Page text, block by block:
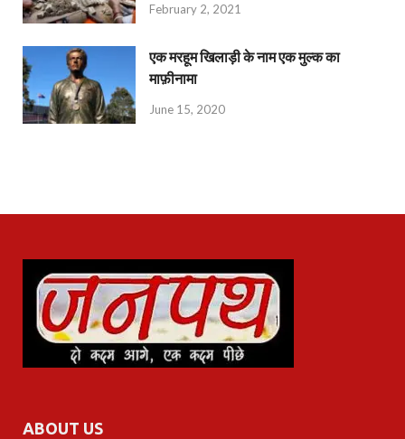
February 2, 2021
एक मरहूम खिलाड़ी के नाम एक मुल्क का
माफ़ीनामा
June 15, 2020
ABOUT US